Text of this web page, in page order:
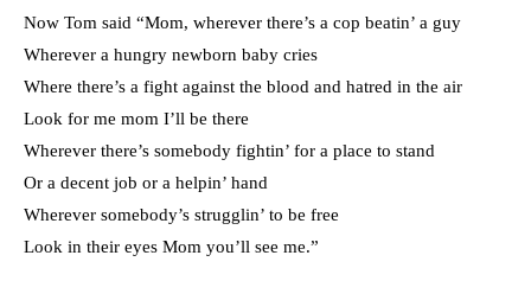
Now Tom said “Mom, wherever there’s a cop beatin’ a guy
Wherever a hungry newborn baby cries
Where there’s a fight against the blood and hatred in the air
Look for me mom I’ll be there
Wherever there’s somebody fightin’ for a place to stand
Or a decent job or a helpin’ hand
Wherever somebody’s strugglin’ to be free
Look in their eyes Mom you’ll see me.”